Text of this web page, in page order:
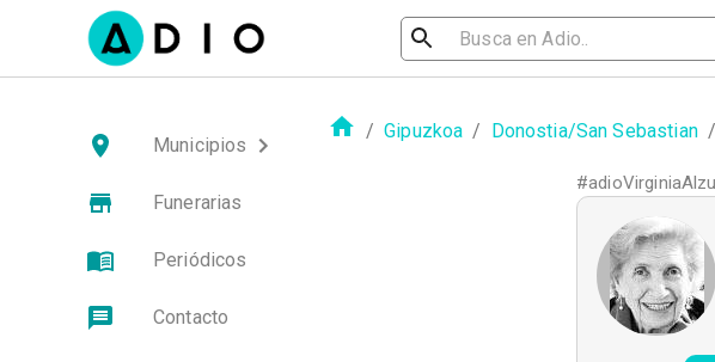
Municipios
Funerarias
Periódicos
Contacto
/ Gipuzkoa / Donostia/San Sebastian /
#